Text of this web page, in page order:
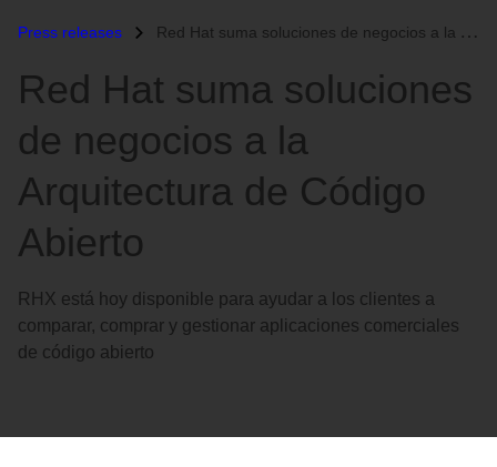
Press releases Red Hat suma soluciones de negocios a la Arquitectura de Código Abiert...
Red Hat suma soluciones
de negocios a la
Arquitectura de Código
Abierto
RHX está hoy disponible para ayudar a los clientes a
comparar, comprar y gestionar aplicaciones comerciales
de código abierto